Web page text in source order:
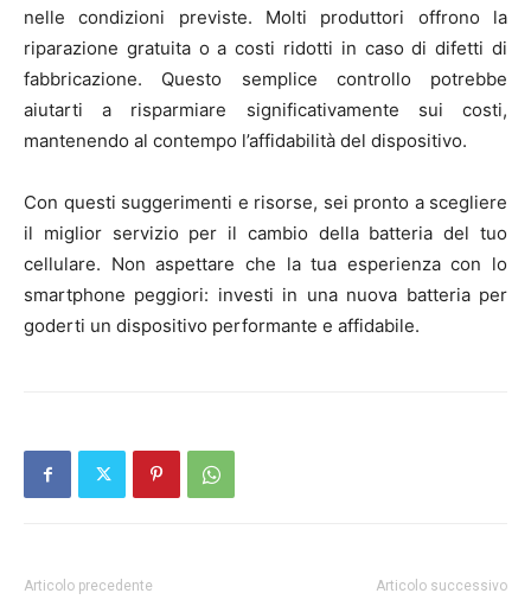
nelle condizioni previste. Molti produttori offrono la
riparazione gratuita o a costi ridotti in caso di difetti di
fabbricazione. Questo semplice controllo potrebbe
aiutarti a risparmiare significativamente sui costi,
mantenendo al contempo l’affidabilità del dispositivo.
Con questi suggerimenti e risorse, sei pronto a scegliere
il miglior servizio per il cambio della batteria del tuo
cellulare. Non aspettare che la tua esperienza con lo
smartphone peggiori: investi in una nuova batteria per
goderti un dispositivo performante e affidabile.
Articolo precedente Articolo successivo